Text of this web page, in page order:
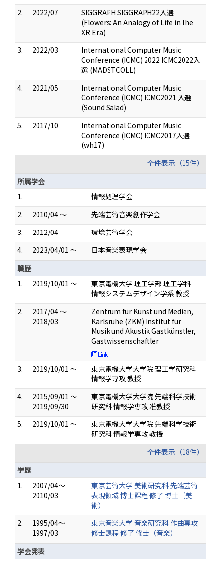
2.
2022/07
SIGGRAPH SIGGRAPH22入選
(Flowers: An Analogy of Life in the
XR Era)
3.
2022/03
International Computer Music
Conference (ICMC) 2022 ICMC2022入
選 (MADSTCOLL)
4.
2021/05
International Computer Music
Conference (ICMC) ICMC2021 入選
(Sound Salad)
5.
2017/10
International Computer Music
Conference (ICMC) ICMC2017入選
(wh17)
全件表示（15件）
所属学会
1.
情報処理学会
2.
2010/04 ～
先端芸術音楽創作学会
3.
2012/04
環境芸術学会
4.
2023/04/01 ～
日本音楽表現学会
職歴
1.
2019/10/01 ～
東京電機大学 理工学部 理工学科
情報システムデザイン学系 教授
2.
2017/04 ～
2018/03
Zentrum für Kunst und Medien,
Karlsruhe (ZKM) Institut für
Musik und Akustik Gastkünstler,
Gastwissenschaftler
3. 2019/10/01 ～
東京電機大学大学院 理工学研究科
情報学専攻 教授
4.
2015/09/01 ～
2019/09/30
東京電機大学大学院 先端科学技術
研究科 情報学専攻 准教授
5.
2019/10/01 ～
東京電機大学大学院 先端科学技術
研究科 情報学専攻 教授
全件表示（18件）
学歴
1.
2007/04～
2010/03
東京芸術大学 美術研究科 先端芸術
表現領域 博士課程 修了 博士（美
術）
2.
1995/04～
1997/03
東京音楽大学 音楽研究科 作曲専攻
修士課程 修了 修士（音楽）
学会発表